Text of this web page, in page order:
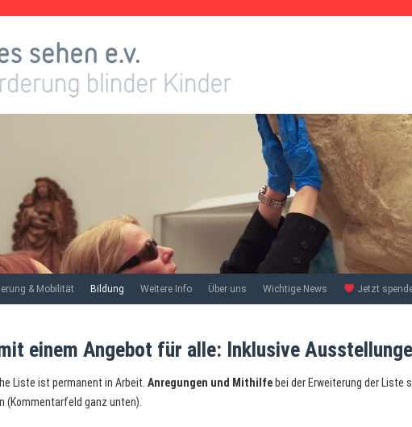
& Mobilität Bildung Weitere Info Über uns Wichtige News Jetzt
einem Angebot für alle: Inklusive
Liste ist permanent in Arbeit. Anregungen und Mithilfe bei der Erweiterung der Liste
(Kommentarfeld ganz unten).